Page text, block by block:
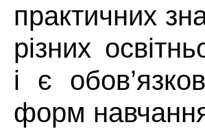
практичних
різних
і є
форм